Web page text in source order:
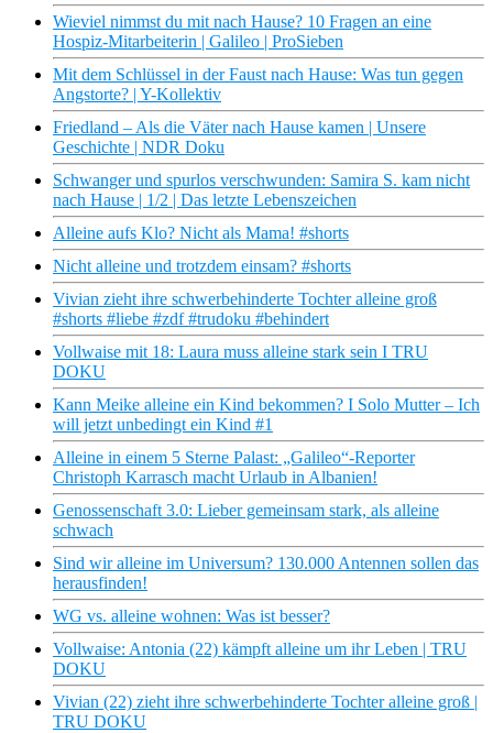
Wieviel nimmst du mit nach Hause? 10 Fragen an eine
Hospiz-Mitarbeiterin | Galileo | ProSieben
Mit dem Schlüssel in der Faust nach Hause: Was tun gegen
Angstorte? | Y-Kollektiv
Friedland – Als die Väter nach Hause kamen | Unsere
Geschichte | NDR Doku
Schwanger und spurlos verschwunden: Samira S. kam nicht
nach Hause | 1/2 | Das letzte Lebenszeichen
Alleine aufs Klo? Nicht als Mama! #shorts
Nicht alleine und trotzdem einsam? #shorts
Vivian zieht ihre schwerbehinderte Tochter alleine groß
#shorts #liebe #zdf #trudoku #behindert
Vollwaise mit 18: Laura muss alleine stark sein I TRU
DOKU
Kann Meike alleine ein Kind bekommen? I Solo Mutter – Ich
will jetzt unbedingt ein Kind #1
Alleine in einem 5 Sterne Palast: „Galileo“-Reporter
Christoph Karrasch macht Urlaub in Albanien!
Genossenschaft 3.0: Lieber gemeinsam stark, als alleine
schwach
Sind wir alleine im Universum? 130.000 Antennen sollen das
herausfinden!
WG vs. alleine wohnen: Was ist besser?
Vollwaise: Antonia (22) kämpft alleine um ihr Leben | TRU
DOKU
Vivian (22) zieht ihre schwerbehinderte Tochter alleine groß |
TRU DOKU